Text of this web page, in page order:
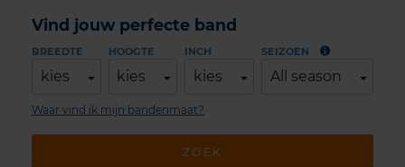
Vind jouw perfecte band
BREEDTE
kies
HOOGTE
kies
INCH
kies
SEIZOEN
All season
ZOEK
Waar vind ik mijn bandenmaat?